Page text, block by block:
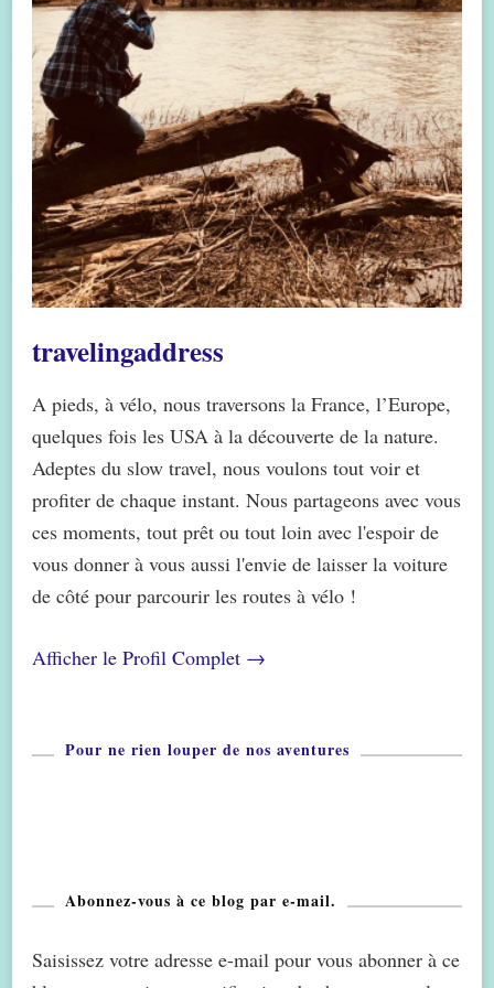
travelingaddress
A pieds, à vélo, nous traversons la France, l’Europe,
quelques fois les USA à la découverte de la nature.
Adeptes du slow travel, nous voulons tout voir et
profiter de chaque instant. Nous partageons avec vous
ces moments, tout prêt ou tout loin avec l'espoir de
vous donner à vous aussi l'envie de laisser la voiture
de côté pour parcourir les routes à vélo !
Afficher le Profil Complet →
Pour ne rien louper de nos aventures
Abonnez-vous à ce blog par e-mail.
Saisissez votre adresse e-mail pour vous abonner à ce